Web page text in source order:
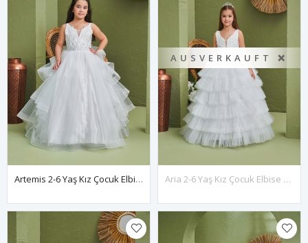
Artemis 2-6 Yaş Kız Çocuk Elbise 20163 Kırık Beyaz
AUSVERKAUFT ❌
Aria 2-6 Yaş Kız Çocuk Elbise 20162 Kırık Beyaz